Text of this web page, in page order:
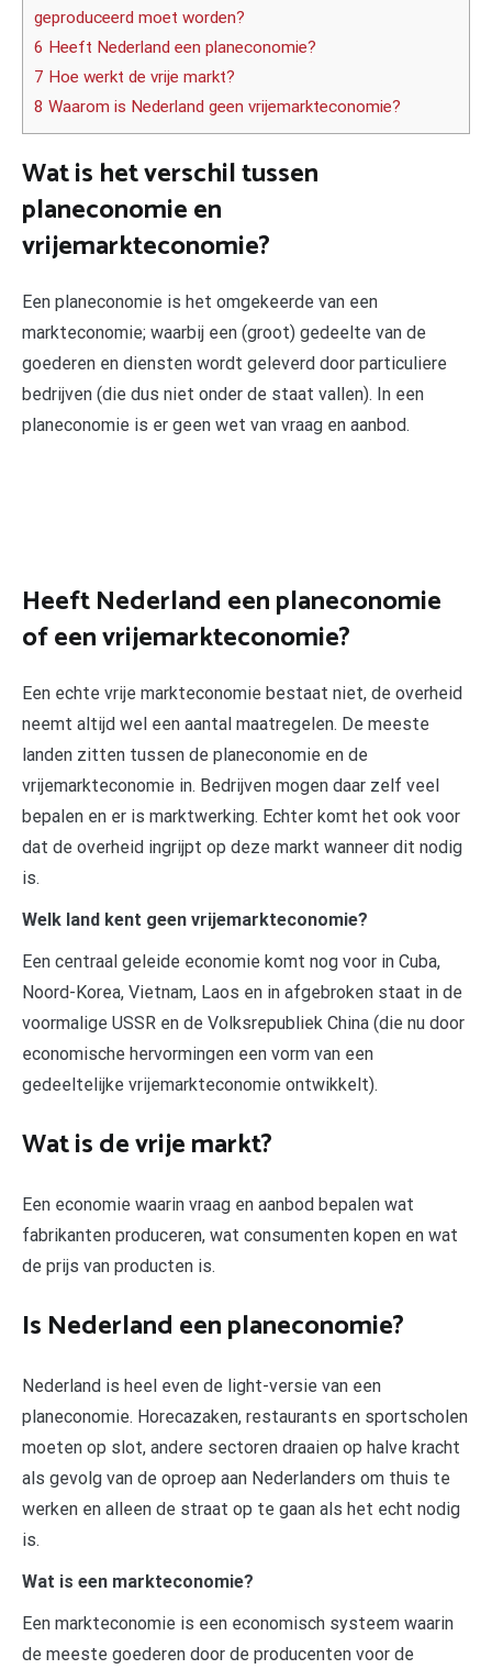
geproduceerd moet worden?
6 Heeft Nederland een planeconomie?
7 Hoe werkt de vrije markt?
8 Waarom is Nederland geen vrijemarkteconomie?
Wat is het verschil tussen
planeconomie en
vrijemarkteconomie?
Een planeconomie is het omgekeerde van een
markteconomie; waarbij een (groot) gedeelte van de
goederen en diensten wordt geleverd door particuliere
bedrijven (die dus niet onder de staat vallen). In een
planeconomie is er geen wet van vraag en aanbod.
Heeft Nederland een planeconomie
of een vrijemarkteconomie?
Een echte vrije markteconomie bestaat niet, de overheid
neemt altijd wel een aantal maatregelen. De meeste
landen zitten tussen de planeconomie en de
vrijemarkteconomie in. Bedrijven mogen daar zelf veel
bepalen en er is marktwerking. Echter komt het ook voor
dat de overheid ingrijpt op deze markt wanneer dit nodig
is.
Welk land kent geen vrijemarkteconomie?
Een centraal geleide economie komt nog voor in Cuba,
Noord-Korea, Vietnam, Laos en in afgebroken staat in de
voormalige USSR en de Volksrepubliek China (die nu door
economische hervormingen een vorm van een
gedeeltelijke vrijemarkteconomie ontwikkelt).
Wat is de vrije markt?
Een economie waarin vraag en aanbod bepalen wat
fabrikanten produceren, wat consumenten kopen en wat
de prijs van producten is.
Is Nederland een planeconomie?
Nederland is heel even de light-versie van een
planeconomie. Horecazaken, restaurants en sportscholen
moeten op slot, andere sectoren draaien op halve kracht
als gevolg van de oproep aan Nederlanders om thuis te
werken en alleen de straat op te gaan als het echt nodig
is.
Wat is een markteconomie?
Een markteconomie is een economisch systeem waarin
de meeste goederen door de producenten voor de